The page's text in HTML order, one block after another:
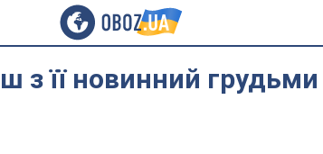
з її новинний грудьми